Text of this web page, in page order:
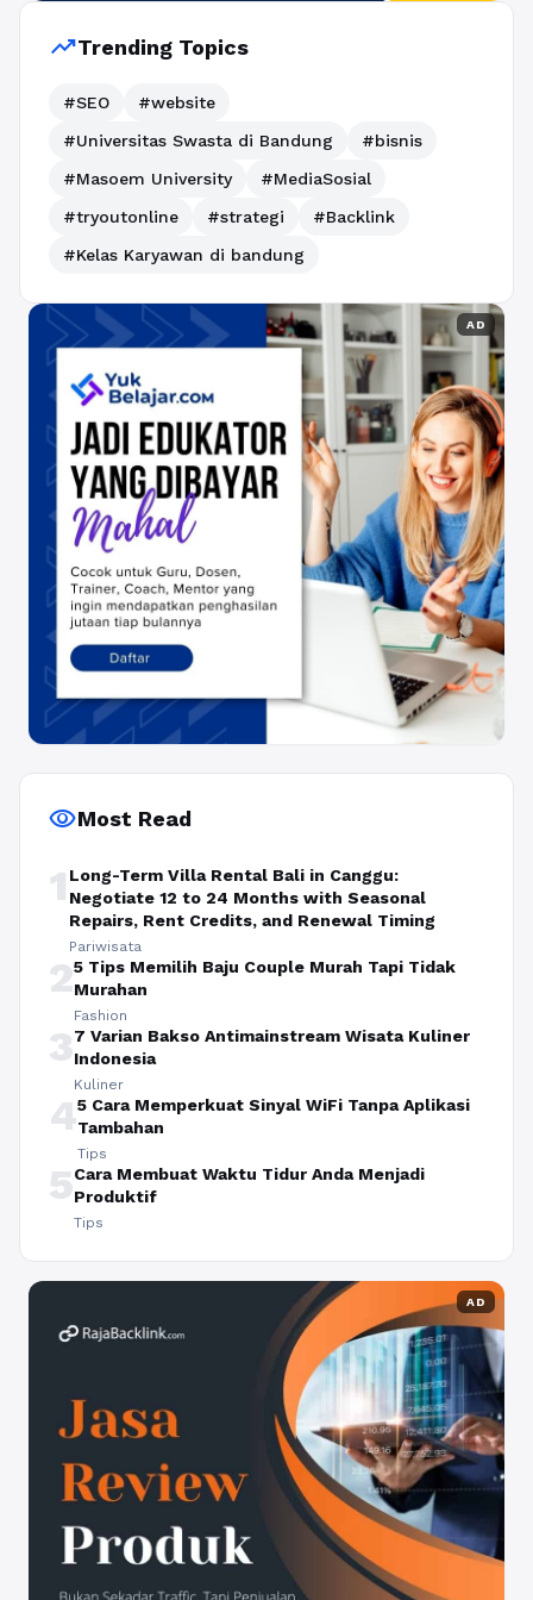
trending_upTrending Topics
#SEO
#website
#Universitas Swasta di Bandung
#bisnis
#Masoem University
#MediaSosial
#tryoutonline
#strategi
#Backlink
#Kelas Karyawan di bandung
AD
visibilityMost Read
1 Long-Term Villa Rental Bali in Canggu:
Negotiate 12 to 24 Months with Seasonal
Repairs, Rent Credits, and Renewal Timing
Pariwisata
25 Tips Memilih Baju Couple Murah Tapi Tidak
Murahan
Fashion
37 Varian Bakso Antimainstream Wisata Kuliner
Indonesia
Kuliner
45 Cara Memperkuat Sinyal WiFi Tanpa Aplikasi
Tambahan
Tips
5Cara Membuat Waktu Tidur Anda Menjadi
Produktif
Tips
AD